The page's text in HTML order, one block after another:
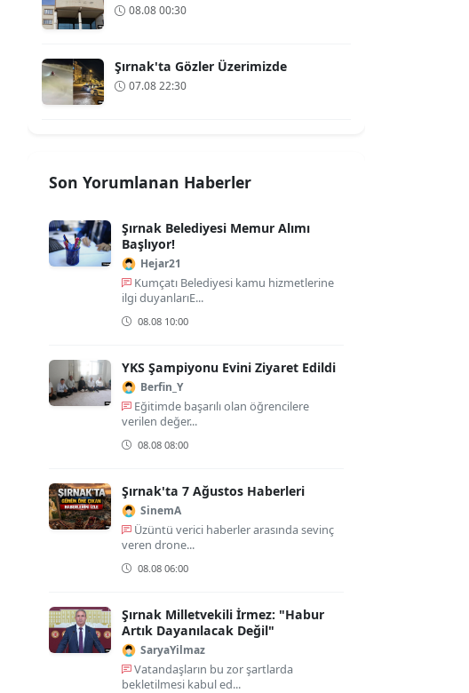
08.08 00:30
Şırnak'ta Gözler Üzerimizde
07.08 22:30
Son Yorumlanan Haberler
Şırnak Belediyesi Memur Alımı
Başlıyor!
Hejar21
Kumçatı Belediyesi kamu hizmetlerine
ilgi duyanlarıE...
08.08 10:00
YKS Şampiyonu Evini Ziyaret Edildi
Berfin_Y
Eğitimde başarılı olan öğrencilere
verilen değer...
08.08 08:00
Şırnak'ta 7 Ağustos Haberleri
SinemA
Üzüntü verici haberler arasında sevinç
veren drone...
08.08 06:00
Şırnak Milletvekili İrmez: "Habur
Artık Dayanılacak Değil"
SaryaYilmaz
Vatandaşların bu zor şartlarda
bekletilmesi kabul ed...